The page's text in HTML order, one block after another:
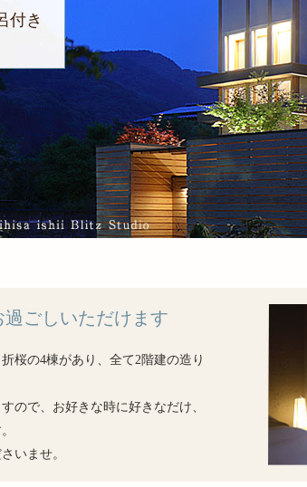
付き
ごしいただけます
桜の4棟があり、全て2階建の造り
ので、お好きな時に好きなだけ、
いませ。